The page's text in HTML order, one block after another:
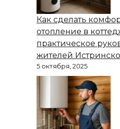
Как сделать
отопление в
практическое
жителей
5 октября, 2025